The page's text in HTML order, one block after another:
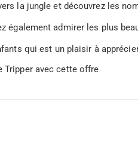
la jungle et découvrez les
également admirer les plus
qui est un plaisir à
Tripper avec cette offre